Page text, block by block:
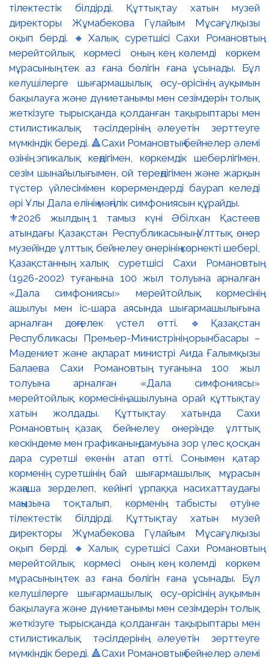
⚜️2026 жылдың 1 тамыз күні Әбілхан Қастеев
атындағы Қазақстан Республикасының Ұлттық өнер
музейінде ұлттық бейнелеу өнерінің көрнекті шебері,
Қазақстанның халық суретшісі Сахи Романовтың
(1926-2002) туғанына 100 жыл толуына арналған
«Дала симфониясы» мерейтойлық көрмесінің
ашылуы мен іс-шара аясында шығармашылығына
арналған дөңгелек үстел өтті. 🔹Қазақстан
Республикасы Премьер-Министрінің орынбасары –
Мәдениет және ақпарат министрі Аида Ғалымқызы
Балаева Сахи Романовтың туғанына 100 жыл
толуына арналған «Дала симфониясы»
мерейтойлық көрмесінің ашылуына орай құттықтау
хатын жолдады. Құттықтау хатында Сахи
Романовтың қазақ бейнелеу өнерінде ұлттық
кескіндеме мен графиканың дамуына зор үлес қосқан
дара суретші екенін атап өтті. Сонымен қатар
көрменің суретшінің бай шығармашылық мұрасын
жаңаша зерделеп, кейінгі ұрпаққа насихаттаудағы
маңызына тоқталып, көрменің табысты өтуіне
тілектестік білдірді. Құттықтау хатын музей
директоры Жұмабекова Гүлайым Мұсағұлқызы
оқып берді. 🔸Халық суретшісі Сахи Романовтың
мерейтойлық көрмесі оның кең көлемді көркем
мұрасының тек аз ғана бөлігін ғана ұсынады. Бұл
келушілерге шығармашылық өсу-өрісінің ауқымын
бақылауға және дүниетанымы мен сезімдерін толық
жеткізуге тырысқанда қолданған тақырыптары мен
стилистикалық тәсілдерінің әлеуетін зерттеуге
мүмкіндік береді. 🔺Сахи Романовтың бейнелер әлемі